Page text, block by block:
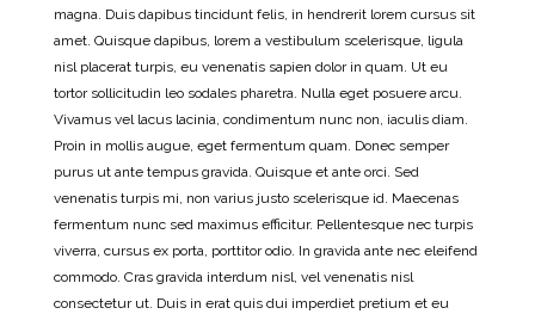
magna. Duis dapibus tincidunt felis, in hendrerit lorem cursus sit
amet. Quisque dapibus, lorem a vestibulum scelerisque, ligula
nisl placerat turpis, eu venenatis sapien dolor in quam. Ut eu
tortor sollicitudin leo sodales pharetra. Nulla eget posuere arcu.
Vivamus vel lacus lacinia, condimentum nunc non, iaculis diam.
Proin in mollis augue, eget fermentum quam. Donec semper
purus ut ante tempus gravida. Quisque et ante orci. Sed
venenatis turpis mi, non varius justo scelerisque id. Maecenas
fermentum nunc sed maximus efficitur. Pellentesque nec turpis
viverra, cursus ex porta, porttitor odio. In gravida ante nec eleifend
commodo. Cras gravida interdum nisl, vel venenatis nisl
consectetur ut. Duis in erat quis dui imperdiet pretium et eu